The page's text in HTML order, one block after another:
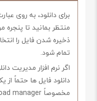
برای دانلود، به روی
منتظر بمانید تا
ذخیره شدن فایل را
تمام شود.
اگر نرم افزار مدیریت
دانلود فایل ها حتماً از
مخصوصاً internet download manager استفاده کنید.